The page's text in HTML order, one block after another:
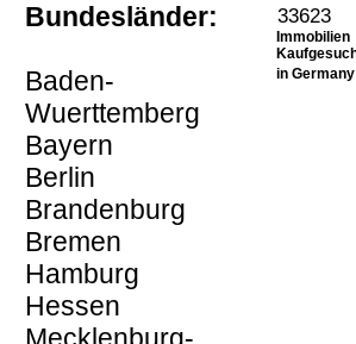
Bundesländer:
Baden-
Wuerttemberg
Bayern
Berlin
Brandenburg
Bremen
Hamburg
Hessen
33623
Immobilien
in Germany